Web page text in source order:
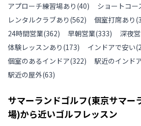
アプローチ練習場あり (40) ショートコー
レンタルクラブあり (562) 個室打席あり (
24時間営業(362) 早朝営業(333) 深夜
体験レッスンあり (173) インドアで安い(
個室のあるインドア(322) 駅近のインド
駅近の屋外(63)
サマーランドゴルフ(東京サマー
場)から近いゴルフレッスン